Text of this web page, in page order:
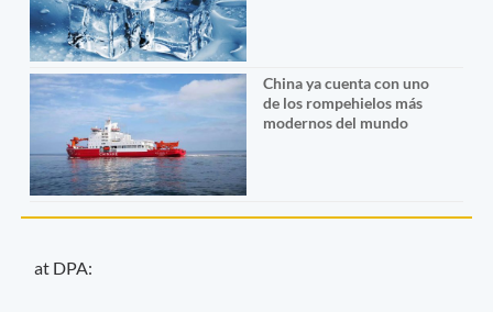
China ya cuenta con uno
de los rompehielos más
modernos del mundo
at DPA: